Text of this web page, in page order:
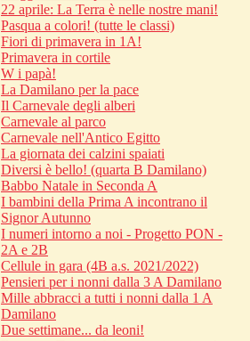
22 aprile: La Terra è nelle nostre mani!
Pasqua a colori! (tutte le classi)
Fiori di primavera in 1A!
Primavera in cortile
W i papà!
La Damilano per la pace
Il Carnevale degli alberi
Carnevale al parco
Carnevale nell'Antico Egitto
La giornata dei calzini spaiati
Diversi è bello! (quarta B Damilano)
Babbo Natale in Seconda A
I bambini della Prima A incontrano il
Signor Autunno
I numeri intorno a noi - Progetto PON -
2A e 2B
Cellule in gara (4B a.s. 2021/2022)
Pensieri per i nonni dalla 3 A Damilano
Mille abbracci a tutti i nonni dalla 1 A
Damilano
Due settimane... da leoni!